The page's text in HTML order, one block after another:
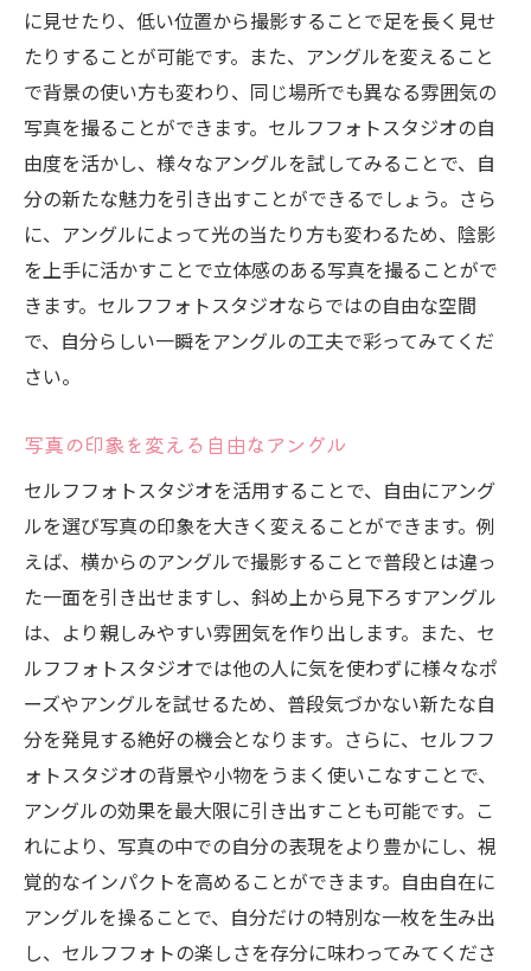
に見せたり、低い位置から撮影することで足を長く見せ
たりすることが可能です。また、アングルを変えること
で背景の使い方も変わり、同じ場所でも異なる雰囲気の
写真を撮ることができます。セルフフォトスタジオの自
由度を活かし、様々なアングルを試してみることで、自
分の新たな魅力を引き出すことができるでしょう。さら
に、アングルによって光の当たり方も変わるため、陰影
を上手に活かすことで立体感のある写真を撮ることがで
きます。セルフフォトスタジオならではの自由な空間
で、自分らしい一瞬をアングルの工夫で彩ってみてくだ
さい。
写真の印象を変える自由なアングル
セルフフォトスタジオを活用することで、自由にアング
ルを選び写真の印象を大きく変えることができます。例
えば、横からのアングルで撮影することで普段とは違っ
た一面を引き出せますし、斜め上から見下ろすアングル
は、より親しみやすい雰囲気を作り出します。また、セ
ルフフォトスタジオでは他の人に気を使わずに様々なポ
ーズやアングルを試せるため、普段気づかない新たな自
分を発見する絶好の機会となります。さらに、セルフフ
ォトスタジオの背景や小物をうまく使いこなすことで、
アングルの効果を最大限に引き出すことも可能です。こ
れにより、写真の中での自分の表現をより豊かにし、視
覚的なインパクトを高めることができます。自由自在に
アングルを操ることで、自分だけの特別な一枚を生み出
し、セルフフォトの楽しさを存分に味わってみてくださ